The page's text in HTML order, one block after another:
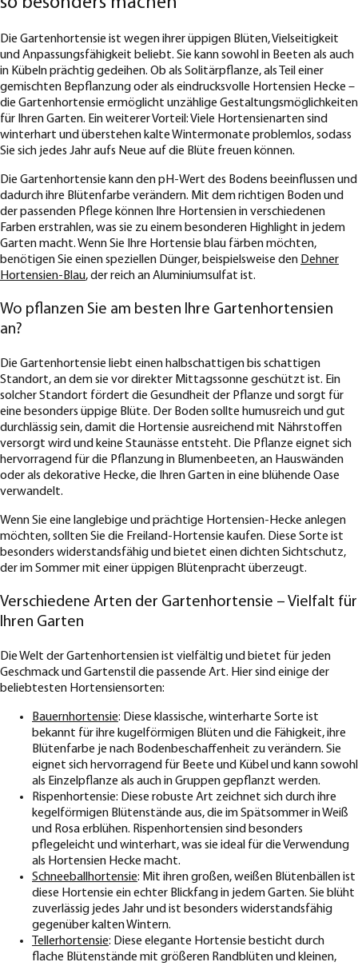
Die Gartenhortensie ist wegen ihrer üppigen Blüten, Vielseitigkeit
und Anpassungsfähigkeit beliebt. Sie kann sowohl in Beeten als auch
in Kübeln prächtig gedeihen. Ob als Solitärpflanze, als Teil einer
gemischten Bepflanzung oder als eindrucksvolle Hortensien Hecke –
die Gartenhortensie ermöglicht unzählige Gestaltungsmöglichkeiten
für Ihren Garten. Ein weiterer Vorteil: Viele Hortensienarten sind
winterhart und überstehen kalte Wintermonate problemlos, sodass
Sie sich jedes Jahr aufs Neue auf die Blüte freuen können.
Die Gartenhortensie kann den pH-Wert des Bodens beeinflussen und
dadurch ihre Blütenfarbe verändern. Mit dem richtigen Boden und
der passenden Pflege können Ihre Hortensien in verschiedenen
Farben erstrahlen, was sie zu einem besonderen Highlight in jedem
Garten macht. Wenn Sie Ihre Hortensie blau färben möchten,
benötigen Sie einen speziellen Dünger, beispielsweise den Dehner
Hortensien-Blau, der reich an Aluminiumsulfat ist.
Wo pflanzen Sie am besten Ihre Gartenhortensien
an?
Die Gartenhortensie liebt einen halbschattigen bis schattigen
Standort, an dem sie vor direkter Mittagssonne geschützt ist. Ein
solcher Standort fördert die Gesundheit der Pflanze und sorgt für
eine besonders üppige Blüte. Der Boden sollte humusreich und gut
durchlässig sein, damit die Hortensie ausreichend mit Nährstoffen
versorgt wird und keine Staunässe entsteht. Die Pflanze eignet sich
hervorragend für die Pflanzung in Blumenbeeten, an Hauswänden
oder als dekorative Hecke, die Ihren Garten in eine blühende Oase
verwandelt.
Wenn Sie eine langlebige und prächtige Hortensien-Hecke anlegen
möchten, sollten Sie die Freiland-Hortensie kaufen. Diese Sorte ist
besonders widerstandsfähig und bietet einen dichten Sichtschutz,
der im Sommer mit einer üppigen Blütenpracht überzeugt.
Verschiedene Arten der Gartenhortensie – Vielfalt für
Ihren Garten
Die Welt der Gartenhortensien ist vielfältig und bietet für jeden
Geschmack und Gartenstil die passende Art. Hier sind einige der
beliebtesten Hortensiensorten:
Bauernhortensie: Diese klassische, winterharte Sorte ist
bekannt für ihre kugelförmigen Blüten und die Fähigkeit, ihre
Blütenfarbe je nach Bodenbeschaffenheit zu verändern. Sie
eignet sich hervorragend für Beete und Kübel und kann sowohl
als Einzelpflanze als auch in Gruppen gepflanzt werden.
Rispenhortensie: Diese robuste Art zeichnet sich durch ihre
kegelförmigen Blütenstände aus, die im Spätsommer in Weiß
und Rosa erblühen. Rispenhortensien sind besonders
pflegeleicht und winterhart, was sie ideal für die Verwendung
als Hortensien Hecke macht.
Schneeballhortensie: Mit ihren großen, weißen Blütenbällen ist
diese Hortensie ein echter Blickfang in jedem Garten. Sie blüht
zuverlässig jedes Jahr und ist besonders widerstandsfähig
gegenüber kalten Wintern.
Tellerhortensie: Diese elegante Hortensie besticht durch
flache Blütenstände mit größeren Randblüten und kleinen,